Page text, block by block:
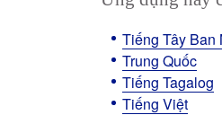
Tiếng Tây Ban
Trung Quốc
Tiếng Tagalog
Tiếng Việt